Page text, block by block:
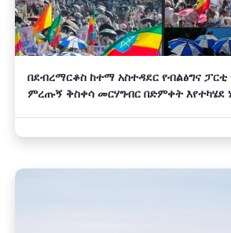
በደብረማርቆስ ከተማ አስተዳደር የብልፅግና ፓርቲ
ምረጡኝ ቅስቀሳ መርሃግብር በድምቀት እየተካሄደ